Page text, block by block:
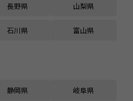
長野県 山梨県
石川県 富山県
静岡県 岐阜県